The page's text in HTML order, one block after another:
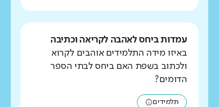
עמדות ביחס לאהבה לקריאה וכתיבה
באיזו מידה התלמידים אוהבים לקרוא
ולכתוב בשפת האם ביחס לבתי הספר
הדומים?
תלמידים